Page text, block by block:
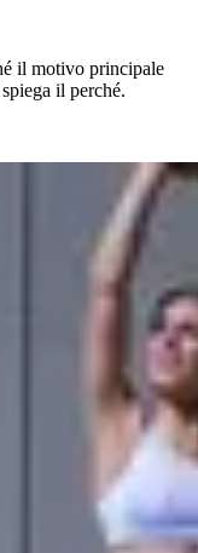
il motivo principale
il perché.